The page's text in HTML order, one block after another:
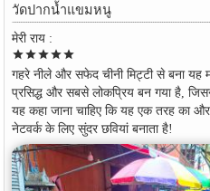
วัดปากน้ำแขมหนู
मेरी राय :
starstarstarstarstar
गहरे नीले और सफेद चीनी मिट्टी से बना यह
प्रसिद्ध और सबसे लोकप्रिय बन गया है,
यह कहा जाना चाहिए कि यह एक तरह का
नेटवर्क के लिए सुंदर छवियां बनाता है!